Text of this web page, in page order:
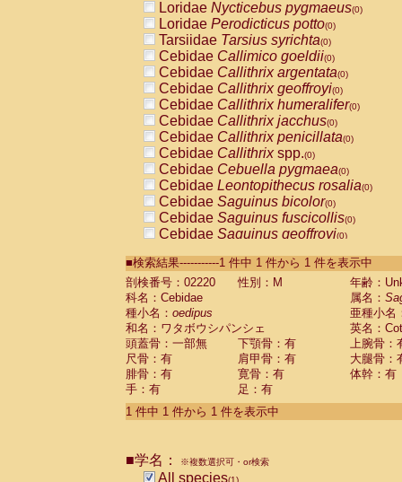
Loridae Nycticebus pygmaeus(0)
Loridae Perodicticus potto(0)
Tarsiidae Tarsius syrichta(0)
Cebidae Callimico goeldii(0)
Cebidae Callithrix argentata(0)
Cebidae Callithrix geoffroyi(0)
Cebidae Callithrix humeralifer(0)
Cebidae Callithrix jacchus(0)
Cebidae Callithrix penicillata(0)
Cebidae Callithrixspp.(0)
Cebidae Cebuella pygmaea(0)
Cebidae Leontopithecus rosalia(0)
Cebidae Saguinus bicolor(0)
Cebidae Saguinus fuscicollis(0)
Cebidae Saguinus geoffroyi(0)
CebidaeSaguinus labiatus(0)
Cebidae Saguinus leucopus (0)
Cebidae
Cebidae
CebidaeSaguinus nigricollis (0)
Cebidae Saguinus oedipus
Cebidae Saguinus weddelli
Cebidae Saguinusspp.
Cebidae Aotus trivirgatus
Cebidae Cebus albifrons
CebidaeCebus nigrivittatus
CebidaeCebus
■検索結果-----------1 件中 1 件から 1 件を表示中
剖検番号：02220
性別：M
年齢：
科名：Cebidae
属名：
種小名： oedipus
亜種小名
和名：ワタボウシパンシェ
英名：
頭蓋骨：一部無
下顎骨：有
上腕骨：
尺骨：有
肩甲骨：有
大腿骨：
腓骨：有
寛骨：有
体幹：有
手：有
足：有
1 件中 1 件から 1 件を表示中
■学名： ※複数選択可・or検索
All species(1)